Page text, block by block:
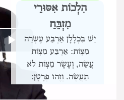
Play
Video
הִלְכוֹת אִסּוּרֵי
מִזְבֵּחַ
יֵשׁ בִּכְלָלָן אַרְבַּע עֶשְׂרֵה
מִצְוֹת: אַרְבַּע מִצְוֹת
עֲשֵׂה, וְעֶשֶׂר מִצְוֹת לֹא
תַעֲשֶׂה. וְזֶהוּ פְּרָטָן:
לְהַקְרִיב כָּל